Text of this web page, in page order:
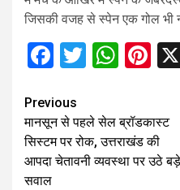
जिसकी वजह से स्पेन एक गोल भी
Facebook
Twitter
Continue
Reading
Previous
मानसून से पहले सेल ब्रॉडकास्ट
सिस्टम पर रोक, उत्तराखंड की
आपदा चेतावनी व्यवस्था पर उठे बड़े
सवाल